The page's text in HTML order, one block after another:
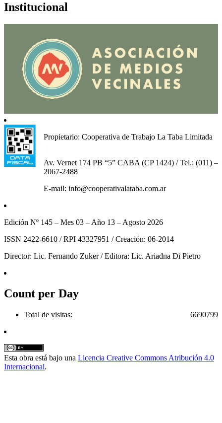
Institucional
Propietario: Cooperativa de Trabajo La Taba Limitada
Av. Vernet 174 PB “5” CABA (CP 1424) / Tel.: (011) –
2067-2488
E-mail: info@cooperativalataba.com.ar
Edición Nº 145 – Mes 03 – Año 13 – Agosto 2026
ISSN 2422-6610 / RPI 43327951 / Creación: 06-2014
Director: Lic. Fernando Zuker / Editora: Lic. Ariadna Di Pietro
Count per Day
6690799
Total de visitas:
Esta obra está bajo una Licencia Creative Commons Atribución 4.0
Internacional.